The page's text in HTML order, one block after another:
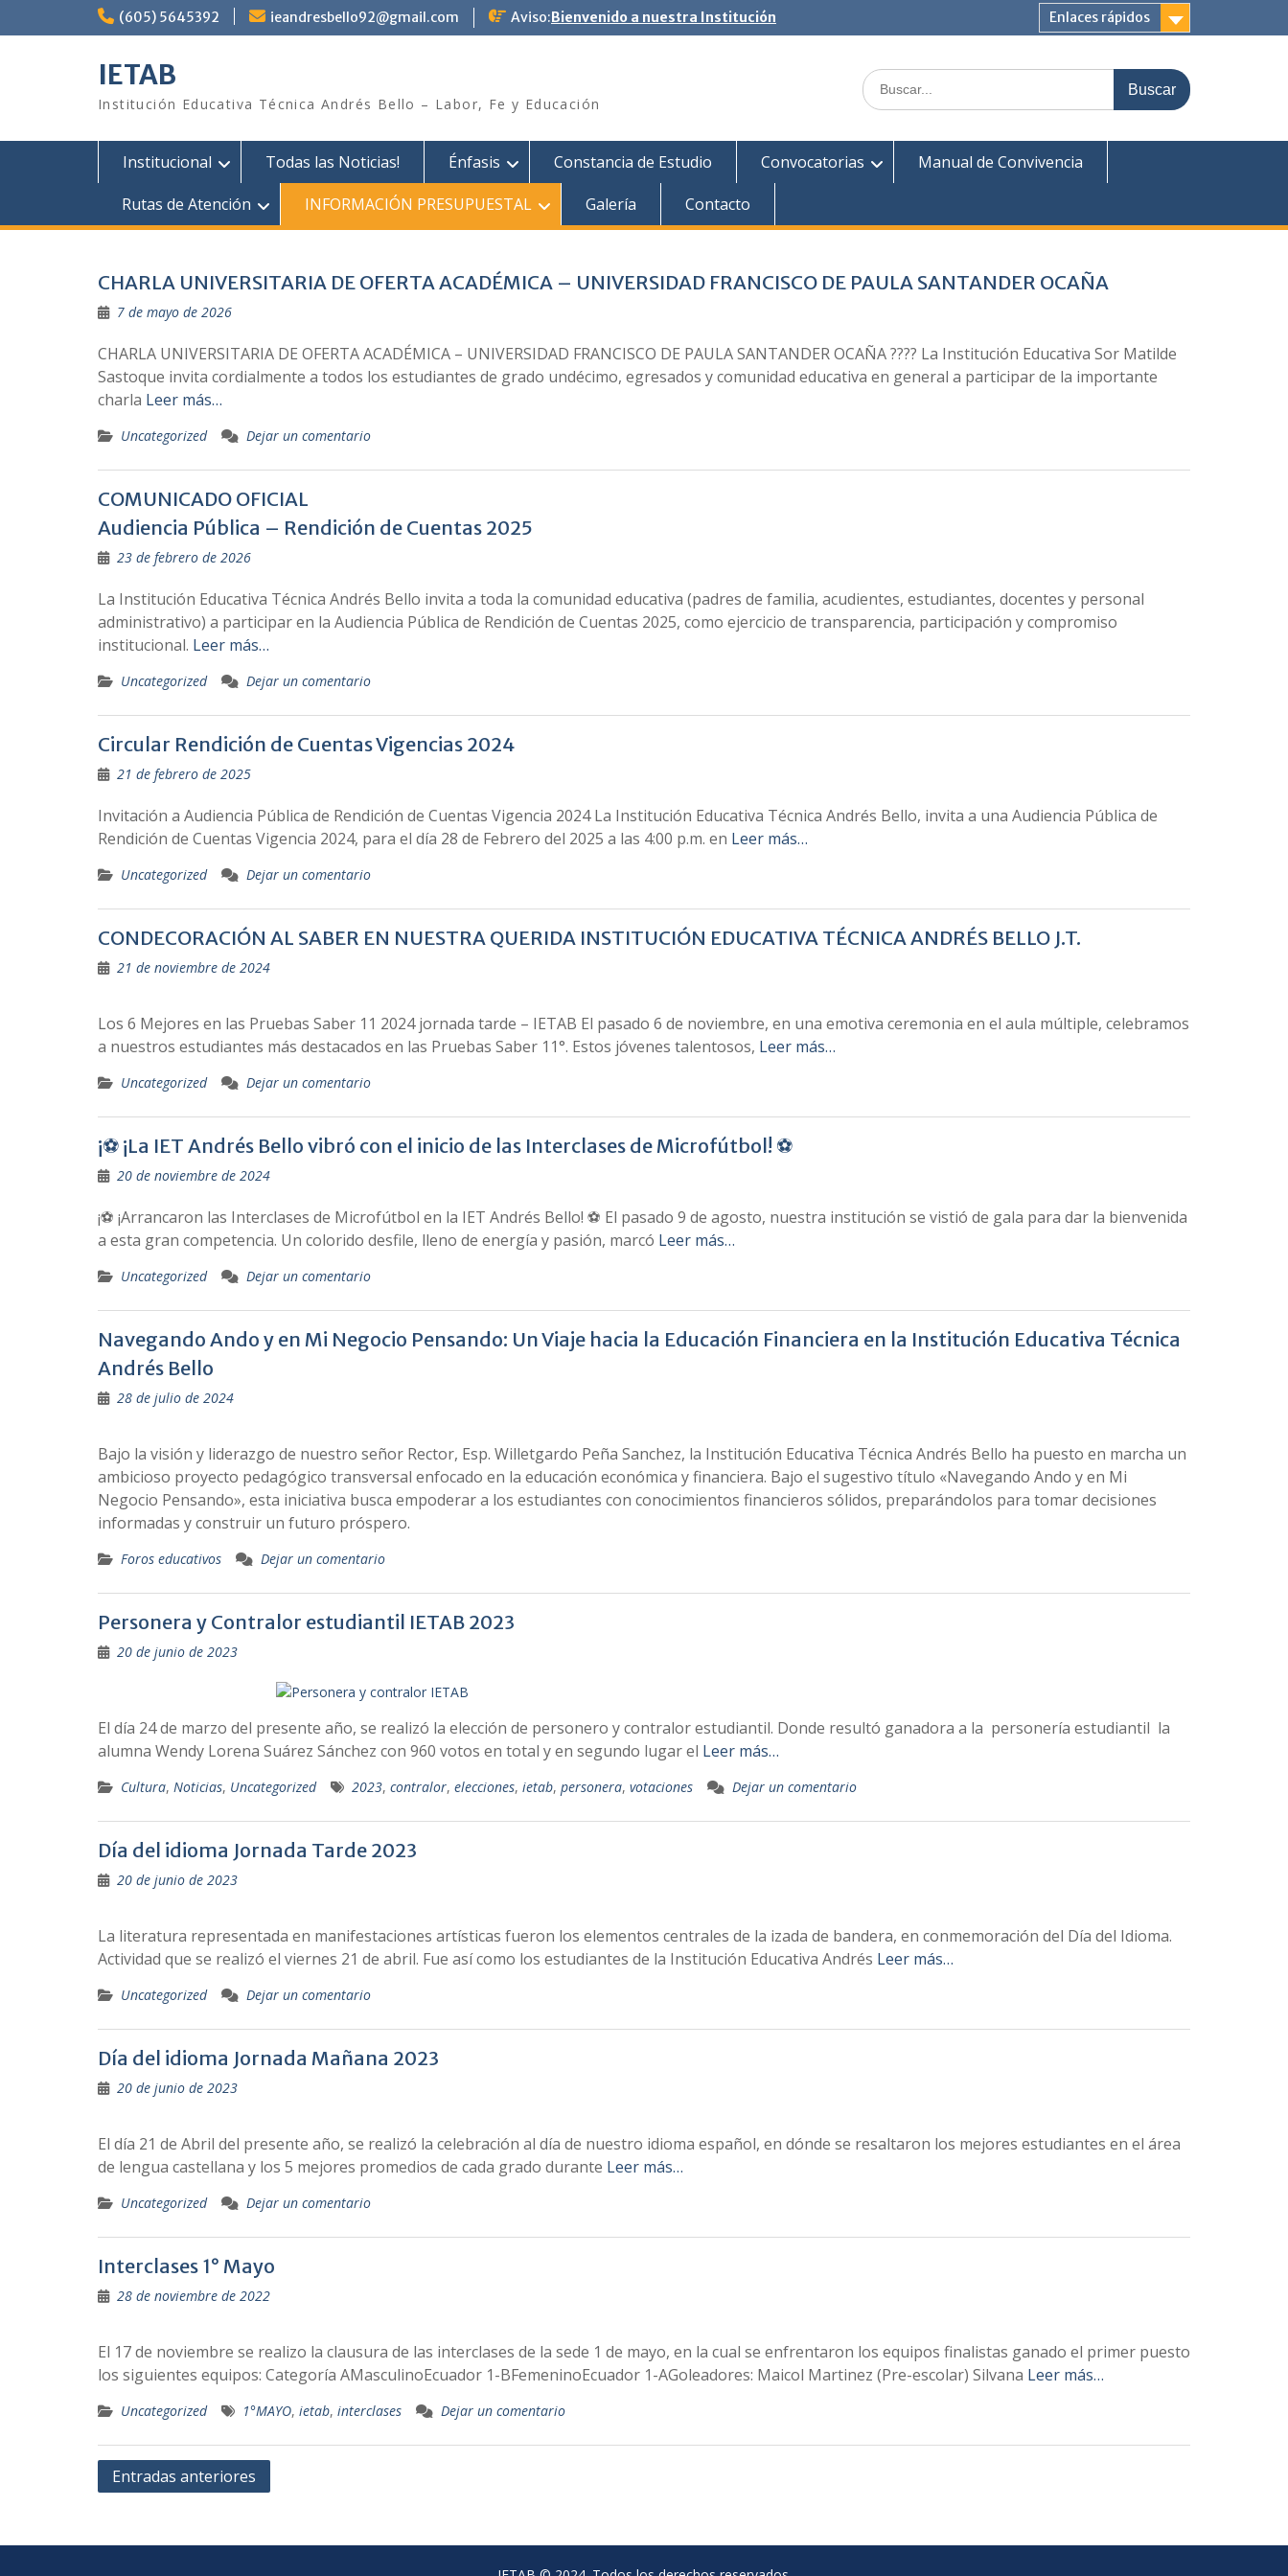
(605) 5645392 ieandresbello92@gmail.com Aviso:Bienvenido a nuestra Institución Enlaces rápidos
IETAB
Institución Educativa Técnica Andrés Bello – Labor, Fe y Educación
Buscar:
Institucional Todas las Noticias! Énfasis Constancia de Estudio Convocatorias
Manual de Convivencia
Rutas de Atención
INFORMACIÓN PRESUPUESTAL Galería Contacto
CHARLA UNIVERSITARIA DE OFERTA ACADÉMICA – UNIVERSIDAD FRANCISCO DE PAULA SANTANDER OCAÑA
7 de mayo de 2026
CHARLA UNIVERSITARIA DE OFERTA ACADÉMICA – UNIVERSIDAD FRANCISCO DE PAULA SANTANDER OCAÑA ???? La Institución Educativa Sor Matilde
Sastoque invita cordialmente a todos los estudiantes de grado undécimo, egresados y comunidad educativa en general a participar de la importante
charla Leer más…
Uncategorized Dejar un comentario
COMUNICADO OFICIAL
Audiencia Pública – Rendición de Cuentas 2025
23 de febrero de 2026
La Institución Educativa Técnica Andrés Bello invita a toda la comunidad educativa (padres de familia, acudientes, estudiantes, docentes y personal
administrativo) a participar en la Audiencia Pública de Rendición de Cuentas 2025, como ejercicio de transparencia, participación y compromiso
institucional. Leer más…
Uncategorized Dejar un comentario
Circular Rendición de Cuentas Vigencias 2024
21 de febrero de 2025
Invitación a Audiencia Pública de Rendición de Cuentas Vigencia 2024 La Institución Educativa Técnica Andrés Bello, invita a una Audiencia Pública de
Rendición de Cuentas Vigencia 2024, para el día 28 de Febrero del 2025 a las 4:00 p.m. en Leer más…
Uncategorized Dejar un comentario
CONDECORACIÓN AL SABER EN NUESTRA QUERIDA INSTITUCIÓN EDUCATIVA TÉCNICA ANDRÉS BELLO J.T.
21 de noviembre de 2024
Los 6 Mejores en las Pruebas Saber 11 2024 jornada tarde – IETAB El pasado 6 de noviembre, en una emotiva ceremonia en el aula múltiple, celebramos
a nuestros estudiantes más destacados en las Pruebas Saber 11°. Estos jóvenes talentosos, Leer más…
Uncategorized Dejar un comentario
¡⚽ ¡La IET Andrés Bello vibró con el inicio de las Interclases de Microfútbol! ⚽
20 de noviembre de 2024
¡⚽ ¡Arrancaron las Interclases de Microfútbol en la IET Andrés Bello! ⚽ El pasado 9 de agosto, nuestra institución se vistió de gala para dar la bienvenida
a esta gran competencia. Un colorido desfile, lleno de energía y pasión, marcó Leer más…
Uncategorized Dejar un comentario
Navegando Ando y en Mi Negocio Pensando: Un Viaje hacia la Educación Financiera en la Institución Educativa Técnica
Andrés Bello
28 de julio de 2024
Bajo la visión y liderazgo de nuestro señor Rector, Esp. Willetgardo Peña Sanchez, la Institución Educativa Técnica Andrés Bello ha puesto en marcha un
ambicioso proyecto pedagógico transversal enfocado en la educación económica y financiera. Bajo el sugestivo título «Navegando Ando y en Mi
Negocio Pensando», esta iniciativa busca empoderar a los estudiantes con conocimientos financieros sólidos, preparándolos para tomar decisiones
informadas y construir un futuro próspero.
Foros educativos Dejar un comentario
Personera y Contralor estudiantil IETAB 2023
20 de junio de 2023
El día 24 de marzo del presente año, se realizó la elección de personero y contralor estudiantil. Donde resultó ganadora a la personería estudiantil la
alumna Wendy Lorena Suárez Sánchez con 960 votos en total y en segundo lugar el Leer más…
Cultura, Noticias, Uncategorized 2023, contralor, elecciones, ietab, personera, votaciones Dejar un comentario
Día del idioma Jornada Tarde 2023
20 de junio de 2023
La literatura representada en manifestaciones artísticas fueron los elementos centrales de la izada de bandera, en conmemoración del Día del Idioma.
Actividad que se realizó el viernes 21 de abril. Fue así como los estudiantes de la Institución Educativa Andrés Leer más…
Uncategorized Dejar un comentario
Día del idioma Jornada Mañana 2023
20 de junio de 2023
El día 21 de Abril del presente año, se realizó la celebración al día de nuestro idioma español, en dónde se resaltaron los mejores estudiantes en el área
de lengua castellana y los 5 mejores promedios de cada grado durante Leer más…
Uncategorized Dejar un comentario
Interclases 1° Mayo
28 de noviembre de 2022
El 17 de noviembre se realizo la clausura de las interclases de la sede 1 de mayo, en la cual se enfrentaron los equipos finalistas ganado el primer puesto
los siguientes equipos: Categoría AMasculinoEcuador 1-BFemeninoEcuador 1-AGoleadores: Maicol Martinez (Pre-escolar) Silvana Leer más…
Uncategorized 1°MAYO, ietab, interclases Dejar un comentario
Navegación
Entradas anteriores